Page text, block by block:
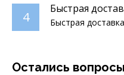
4
Быстрая
Быстрая
Остались